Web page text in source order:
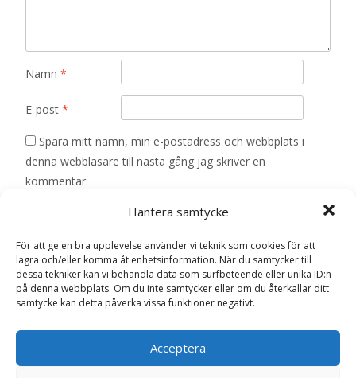
Hantera samtycke
För att ge en bra upplevelse använder vi teknik som cookies för att
lagra och/eller komma åt enhetsinformation. När du samtycker till
dessa tekniker kan vi behandla data som surfbeteende eller unika ID:n
på denna webbplats. Om du inte samtycker eller om du återkallar ditt
samtycke kan detta påverka vissa funktioner negativt.
Acceptera
Namn *
E-post *
Spara mitt namn, min e-postadress och webbplats i
denna webbläsare till nästa gång jag skriver en
kommentar.
Relaterade produkter